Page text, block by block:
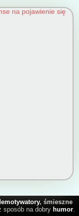
na pojawienie się
, śmieszne
sposób na dobry humor.